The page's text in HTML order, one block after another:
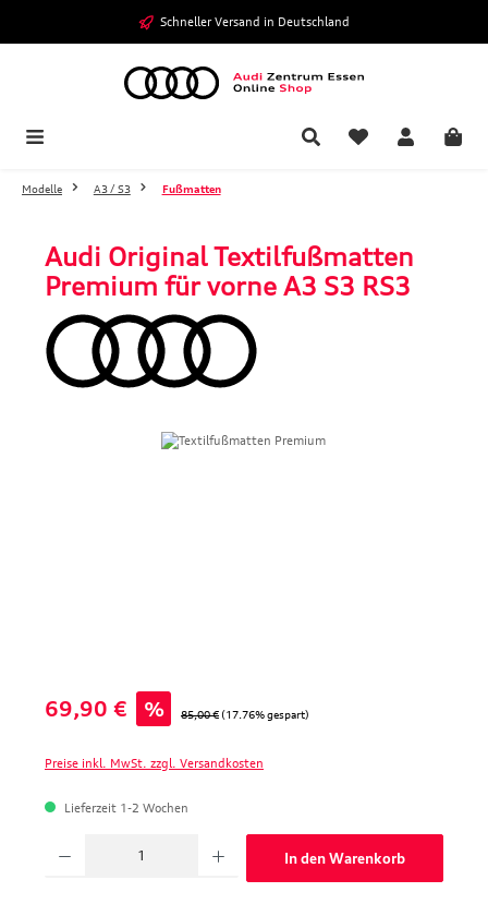
Zum Hauptinhalt springen Schneller Versand in Deutschland
Modelle A3 / S3 Fußmatten
Audi Original Textilfußmatten
Premium für vorne A3 S3 RS3
Bildergalerie überspringen
Verkaufspreis:
69,90 € % Regulärer Preis:
85,00 € (17.76% gespart)
Preise inkl. MwSt. zzgl. Versandkosten
Lieferzeit 1-2 Wochen
In den Warenkorb